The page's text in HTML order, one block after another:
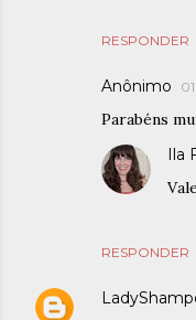
RESPONDER
Anônimo
Parabéns
RESPONDER
Ila